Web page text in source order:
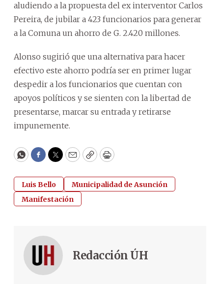
aludiendo a la propuesta del ex interventor Carlos
Pereira, de jubilar a 423 funcionarios para generar
a la Comuna un ahorro de G. 2.420 millones.
Alonso sugirió que una alternativa para hacer
efectivo este ahorro podría ser en primer lugar
despedir a los funcionarios que cuentan con
apoyos políticos y se sienten con la libertad de
presentarse, marcar su entrada y retirarse
impunemente.
WhatsApp
Facebook
Twitter
EmailCopyPrint
Luis Bello
Municipalidad de Asunción
Manifestación
Redacción ÚH